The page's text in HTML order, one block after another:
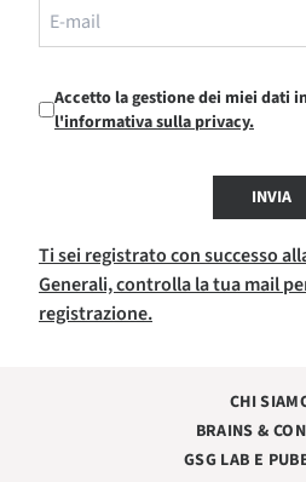
Accetto la gestione dei miei dati
l'informativa sulla privacy.
INVIA
Ti sei registrato con successo
Generali, controlla la tua mail
registrazione.
CHI
BRAINS &
GSG LAB E